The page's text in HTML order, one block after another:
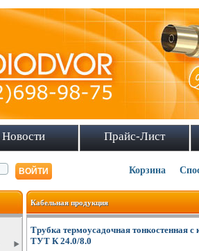
Новости Прайс-Лист
Корзина
Кабельная продукция
Трубка термоусадочная тонкостенная
ТУТ К 24.0/8.0